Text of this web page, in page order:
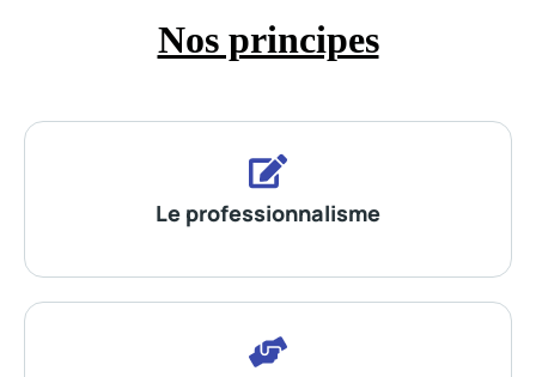
Nos principes
Le professionnalisme